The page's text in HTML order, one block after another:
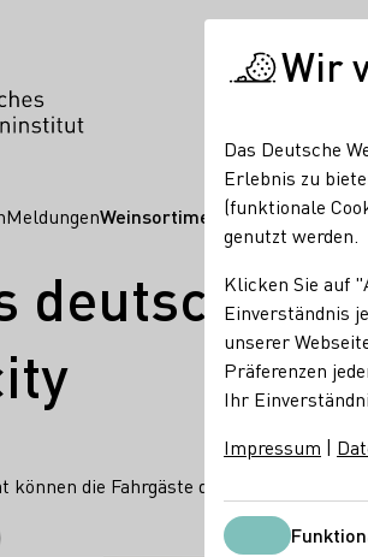
MeldungenWeinsortiment, Deutsche
deutsches
können die Fahrgäste der Deutschen
Wir
Das Deutsche
Erlebnis zu
(funktionale
genutzt werden.
Klicken Sie auf
Einverständnis
unserer
Präferenzen
Ihr
Impressum |